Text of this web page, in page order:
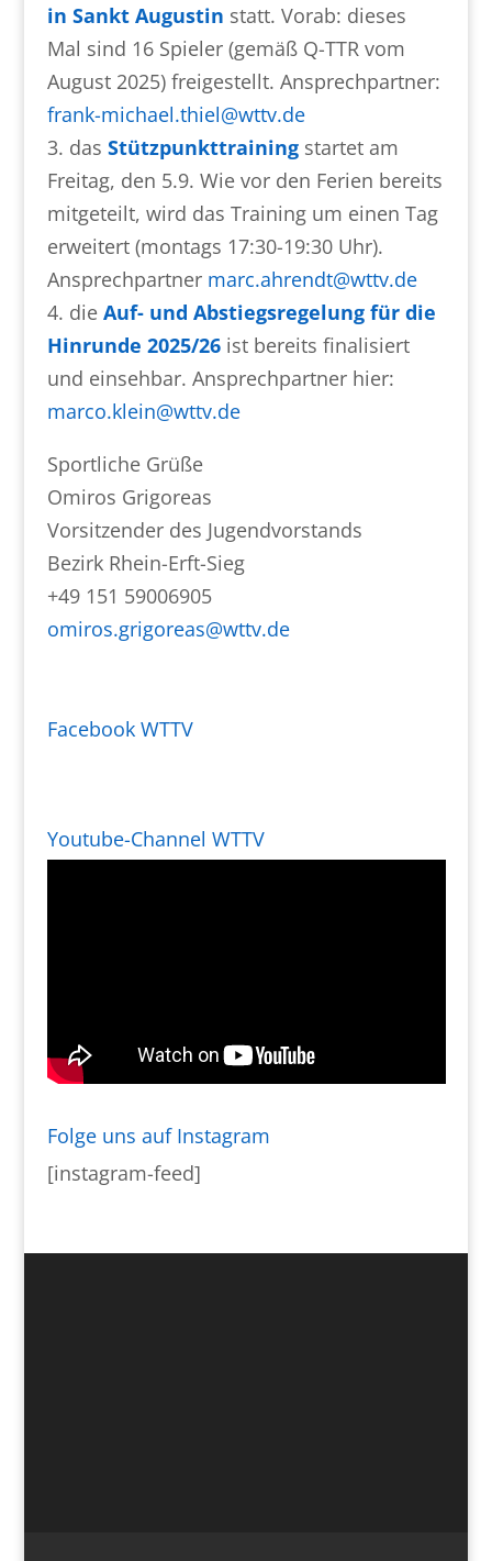
in Sankt Augustin statt. Vorab: dieses
Mal sind 16 Spieler (gemäß Q-TTR vom
August 2025) freigestellt. Ansprechpartner:
frank-michael.thiel@wttv.de
3. das Stützpunkttraining startet am
Freitag, den 5.9. Wie vor den Ferien bereits
mitgeteilt, wird das Training um einen Tag
erweitert (montags 17:30-19:30 Uhr).
Ansprechpartner marc.ahrendt@wttv.de
4. die Auf- und Abstiegsregelung für die
Hinrunde 2025/26 ist bereits finalisiert
und einsehbar. Ansprechpartner hier:
marco.klein@wttv.de
Sportliche Grüße
Omiros Grigoreas
Vorsitzender des Jugendvorstands
Bezirk Rhein-Erft-Sieg
+49 151 59006905
omiros.grigoreas@wttv.de
Facebook WTTV
Youtube-Channel WTTV
Folge uns auf Instagram
[instagram-feed]